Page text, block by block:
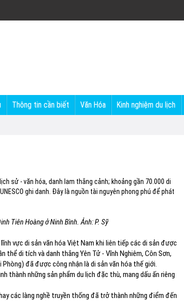
Thông tin cần biết Văn Hóa Kinh nghiệm du lịch
sử - văn hóa, danh lam thắng cảnh; khoảng gần 70.000 di
ghi danh. Đây là nguồn tài nguyên phong phú để phát
Tiên Hoàng ở Ninh Bình. Ảnh: P. Sỹ
vực di sản văn hóa Việt Nam khi liên tiếp các di sản được
thể di tích và danh thắng Yên Tử - Vĩnh Nghiêm, Côn Sơn,
đã được công nhận là di sản văn hóa thế giới.
thành những sản phẩm du lịch đặc thù, mang dấu ấn riêng
các làng nghề truyền thống đã trở thành những điểm đến